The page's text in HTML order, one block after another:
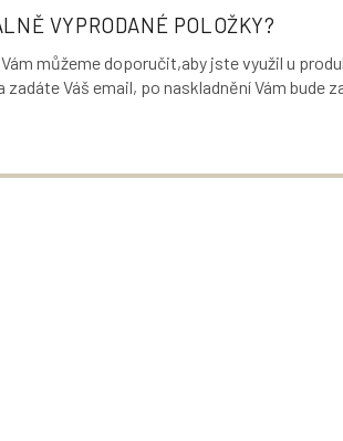
VYPRODANÉ POLOŽKY?
můžeme doporučit,aby jste využil u
Váš email, po naskladnění Vám bude